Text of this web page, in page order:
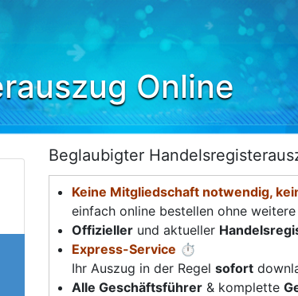
Online
Beglaubigter
Keine Mitgliedschaft notwendig,
einfach online bestellen ohne
Offizieller und aktueller
Express-Service ⏱️
Ihr Auszug in der Regel sofort
Alle Geschäftsführer & komplette